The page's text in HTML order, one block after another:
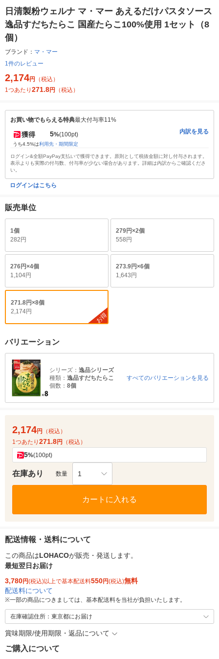
日清製粉ウェルナ マ・マー あえるだけパスタソース
逸品すだちたらこ 国産たらこ100%使用 1セット（8
個）
ブランド： マ・マー
1件のレビュー
2,174円
（税込）
1つあたり 271.8円 （税込）
お買い物でもらえる特典最大付与率11%
獲得 5%(100pt)
うち4.5%は利用先・期間限定
内訳を見る
ログイン&全額PayPay支払いで獲得できます。原則として税抜金額に対し付与されます。
表示よりも実際の付与数、付与率が少ない場合があります。詳細は内訳からご確認くださ
い。
ログインはこちら
販売単位
1個
282円
279円×2個
558円
276円×4個
1,104円
273.9円×6個
1,643円
271.8円×8個
2,174円
お得
バリエーション
シリーズ： 逸品シリーズ
種類： 逸品すだちたらこ
個数： 8個
すべてのバリエーションを見る
2,174円
（税込）
1つあたり 271.8円 （税込）
5%(100pt)
在庫あり 数量 1
カートに入れる
配送情報・送料について
この商品はLOHACOが販売・発送します。
最短翌日お届け
3,780円(税込)以上で基本配送料550円(税込)無料
配送料について
※一部の商品につきましては、基本配送料を当社が負担いたします。
在庫確認住所：東京都にお届け
賞味期限/使用期限・返品について
ご購入について